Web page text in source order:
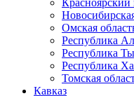
Красноярский
Омская
Республика
Республика
Республика
Томская
Кавказ